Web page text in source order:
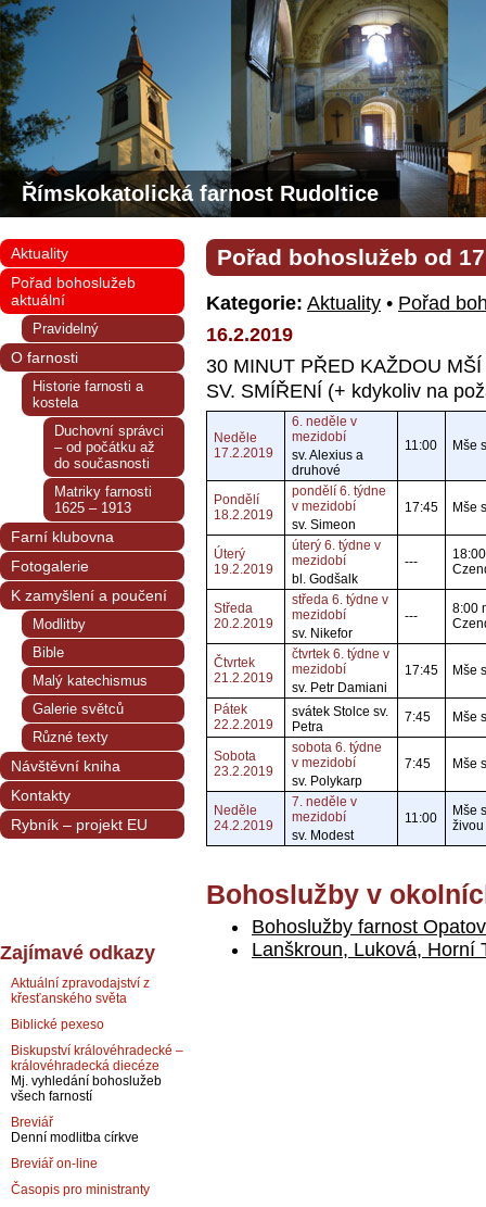
Římskokatolická farnost Rudoltice
Pořad bohoslužeb od
Kategorie: Aktuality • Pořad
16.2.2019
30 MINUT PŘED KAŽDOU
SV. SMÍŘENÍ (+ kdykoliv na
Neděle
17.2.2019
6. neděle v
mezidobí
sv. Alexius a
druhové
11:00 Mše
Pondělí
18.2.2019
pondělí 6. týdne
v mezidobí
sv. Simeon
17:45 Mše
Úterý
19.2.2019
úterý 6. týdne v
mezidobí
bl. Godšalk
---
Středa
20.2.2019
středa 6. týdne v
mezidobí
sv. Nikefor
---
8:00
Čtvrtek
21.2.2019
čtvrtek 6. týdne v
mezidobí
sv. Petr Damiani
17:45 Mše
Pátek
22.2.2019
svátek Stolce sv.
Petra
7:45 Mše
Sobota
23.2.2019
sobota 6. týdne
v mezidobí
sv. Polykarp
7:45 Mše
Neděle
24.2.2019
7. neděle v
mezidobí
sv. Modest
11:00
Mše
Bohoslužby v
Bohoslužby farnost Opatov
Lanškroun, Luková, Horní
Aktuality
Pořad bohoslužeb
aktuální
Pravidelný
O farnosti
Historie farnosti a
kostela
Duchovní správci
– od počátku až
do současnosti
Matriky farnosti
1625 – 1913
Farní klubovna
Fotogalerie
K zamyšlení a poučení
Modlitby
Bible
Malý katechismus
Galerie světců
Různé texty
Návštěvní kniha
Kontakty
Rybník – projekt EU
Zajímavé odkazy
Aktuální zpravodajství z
křesťanského světa
Biblické pexeso
Biskupství královéhradecké –
královéhradecká diecéze
Mj. vyhledání bohoslužeb
všech farností
Breviář
Denní modlitba církve
Breviář on-line
Časopis pro ministranty